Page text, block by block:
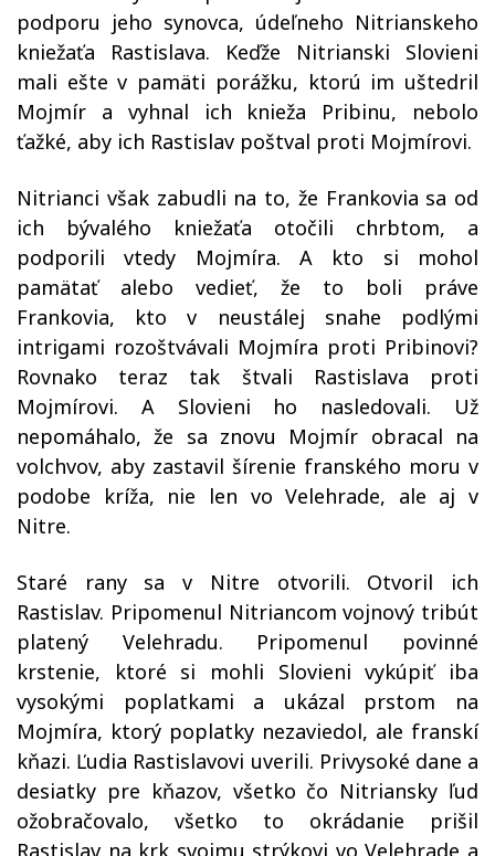
podporu jeho synovca, údeľneho Nitrianskeho
kniežaťa Rastislava. Keďže Nitrianski Slovieni
mali ešte v pamäti porážku, ktorú im uštedril
Mojmír a vyhnal ich knieža Pribinu, nebolo
ťažké, aby ich Rastislav poštval proti Mojmírovi.
Nitrianci však zabudli na to, že Frankovia sa od
ich bývalého kniežaťa otočili chrbtom, a
podporili vtedy Mojmíra. A kto si mohol
pamätať alebo vedieť, že to boli práve
Frankovia, kto v neustálej snahe podlými
intrigami rozoštvávali Mojmíra proti Pribinovi?
Rovnako teraz tak štvali Rastislava proti
Mojmírovi. A Slovieni ho nasledovali. Už
nepomáhalo, že sa znovu Mojmír obracal na
volchvov, aby zastavil šírenie franského moru v
podobe kríža, nie len vo Velehrade, ale aj v
Nitre.
Staré rany sa v Nitre otvorili. Otvoril ich
Rastislav. Pripomenul Nitriancom vojnový tribút
platený Velehradu. Pripomenul povinné
krstenie, ktoré si mohli Slovieni vykúpiť iba
vysokými poplatkami a ukázal prstom na
Mojmíra, ktorý poplatky nezaviedol, ale franskí
kňazi. Ľudia Rastislavovi uverili. Privysoké dane a
desiatky pre kňazov, všetko čo Nitriansky ľud
ožobračovalo, všetko to okrádanie prišil
Rastislav na krk svojmu strýkovi vo Velehrade a